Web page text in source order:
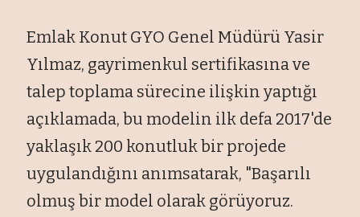
Emlak Konut GYO Genel Müdürü Yasir
Yılmaz, gayrimenkul sertifikasına ve
talep toplama sürecine ilişkin yaptığı
açıklamada, bu modelin ilk defa 2017'de
yaklaşık 200 konutluk bir projede
uygulandığını anımsatarak, "Başarılı
olmuş bir model olarak görüyoruz.